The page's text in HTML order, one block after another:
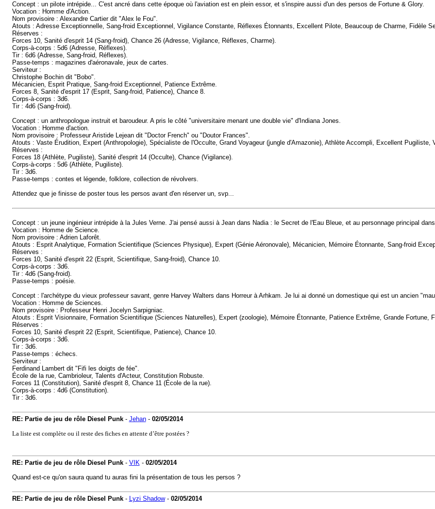
Concept : un pilote intrépide... C'est ancré dans cette époque où l'aviation est en plein essor, et s'inspire aussi d'un des persos de Fortune & Glory.
Vocation : Homme d'Action.
Nom provisoire : Alexandre Cartier dit "Alex le Fou".
Atouts : Adresse Exceptionnelle, Sang-froid Exceptionnel, Vigilance Constante, Réflexes Étonnants, Excellent Pilote, Beaucoup de Charme, Fidèle
Réserves :
Forces 10, Sanité d'esprit 14 (Sang-froid), Chance 26 (Adresse, Vigilance, Réflexes, Charme).
Corps-à-corps : 5d6 (Adresse, Réflexes).
Tir : 6d6 (Adresse, Sang-froid, Réflexes).
Passe-temps : magazines d'aéronavale, jeux de cartes.
Serviteur :
Christophe Bochin dit "Bobo".
Mécanicien, Esprit Pratique, Sang-froid Exceptionnel, Patience Extrême.
Forces 8, Sanité d'esprit 17 (Esprit, Sang-froid, Patience), Chance 8.
Corps-à-corps : 3d6.
Tir : 4d6 (Sang-froid).
Concept : un anthropologue instruit et baroudeur. A pris le côté "universitaire menant une double vie" d'Indiana Jones.
Vocation : Homme d'action.
Nom provisoire : Professeur Aristide Lejean dit "Doctor French" ou "Doutor Frances".
Atouts : Vaste Érudition, Expert (Anthropologie), Spécialiste de l'Occulte, Grand Voyageur (jungle d'Amazonie), Athlète Accompli, Excellent Pugiliste,
Réserves :
Forces 18 (Athlète, Pugiliste), Sanité d'esprit 14 (Occulte), Chance (Vigilance).
Corps-à-corps : 5d6 (Athlète, Pugiliste).
Tir : 3d6.
Passe-temps : contes et légende, folklore, collection de révolvers.
Attendez que je finisse de poster tous les persos avant d'en réserver un, svp...
Concept : un jeune ingénieur intrépide à la Jules Verne. J'ai pensé aussi à Jean dans Nadia : le Secret de l'Eau Bleue, et au personnage principal
Vocation : Homme de Science.
Nom provisoire : Adrien Laforêt.
Atouts : Esprit Analytique, Formation Scientifique (Sciences Physique), Expert (Génie Aéronovale), Mécanicien, Mémoire Étonnante, Sang-froid
Réserves :
Forces 10, Sanité d'esprit 22 (Esprit, Scientifique, Sang-froid), Chance 10.
Corps-à-corps : 3d6.
Tir : 4d6 (Sang-froid).
Passe-temps : poésie.
Concept : l'archétype du vieux professeur savant, genre Harvey Walters dans Horreur à Arhkam. Je lui ai donné un domestique qui est un ancien
Vocation : Homme de Sciences.
Nom provisoire : Professeur Henri Jocelyn Sarpigniac.
Atouts : Esprit Visionnaire, Formation Scientifique (Sciences Naturelles), Expert (zoologie), Mémoire Étonnante, Patience Extrême, Grande Fortune,
Réserves :
Forces 10, Sanité d'esprit 22 (Esprit, Scientifique, Patience), Chance 10.
Corps-à-corps : 3d6.
Tir : 3d6.
Passe-temps : échecs.
Serviteur :
Ferdinand Lambert dit "Fifi les doigts de fée".
École de la rue, Cambrioleur, Talents d'Acteur, Constitution Robuste.
Forces 11 (Constitution), Sanité d'esprit 8, Chance 11 (École de la rue).
Corps-à-corps : 4d6 (Constitution).
Tir : 3d6.
RE: Partie de jeu de rôle Diesel Punk- Jehan- 02/05/2014
La liste est complète ou il reste des fiches en attente d’être postées ?
RE: Partie de jeu de rôle Diesel Punk- VIK- 02/05/2014
Quand est-ce qu'on saura quand tu auras fini la présentation de tous les persos ?
RE: Partie de jeu de rôle Diesel Punk- Lyzi Shadow- 02/05/2014